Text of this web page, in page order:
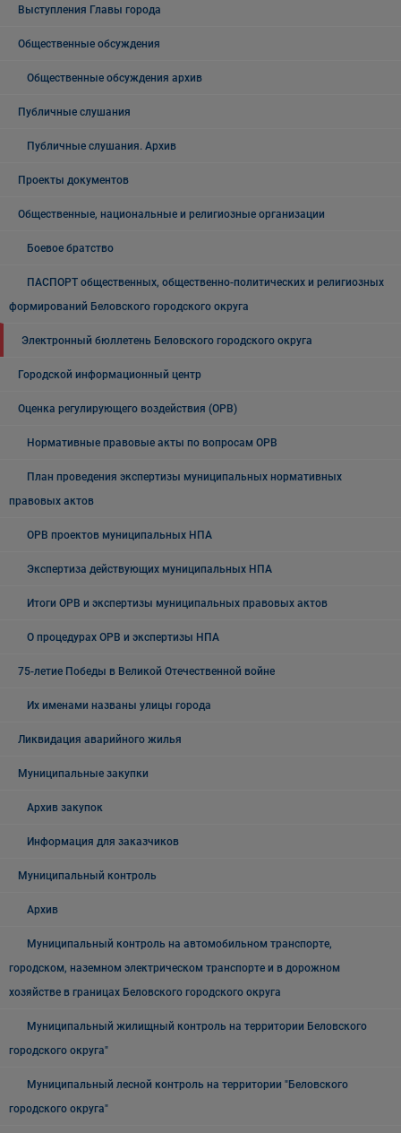
Выступления Главы города
Общественные обсуждения
Общественные обсуждения архив
Публичные слушания
Публичные слушания. Архив
Проекты документов
Общественные, национальные и религиозные организации
Боевое братство
ПАСПОРТ общественных, общественно-политических и религиозных
формирований Беловского городского округа
Электронный бюллетень Беловского городского округа
Городской информационный центр
Оценка регулирующего воздействия (ОРВ)
Нормативные правовые акты по вопросам ОРВ
План проведения экспертизы муниципальных нормативных
правовых актов
ОРВ проектов муниципальных НПА
Экспертиза действующих муниципальных НПА
Итоги ОРВ и экспертизы муниципальных правовых актов
О процедурах ОРВ и экспертизы НПА
75-летие Победы в Великой Отечественной войне
Их именами названы улицы города
Ликвидация аварийного жилья
Муниципальные закупки
Архив закупок
Информация для заказчиков
Муниципальный контроль
Архив
Муниципальный контроль на автомобильном транспорте,
городском, наземном электрическом транспорте и в дорожном
хозяйстве в границах Беловского городского округа
Муниципальный жилищный контроль на территории Беловского
городского округа"
Муниципальный лесной контроль на территории "Беловского
городского округа"